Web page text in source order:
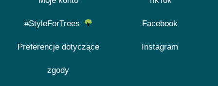
#StyleForTrees
Preferencje dotyczące
zgody
Facebook
Instagram